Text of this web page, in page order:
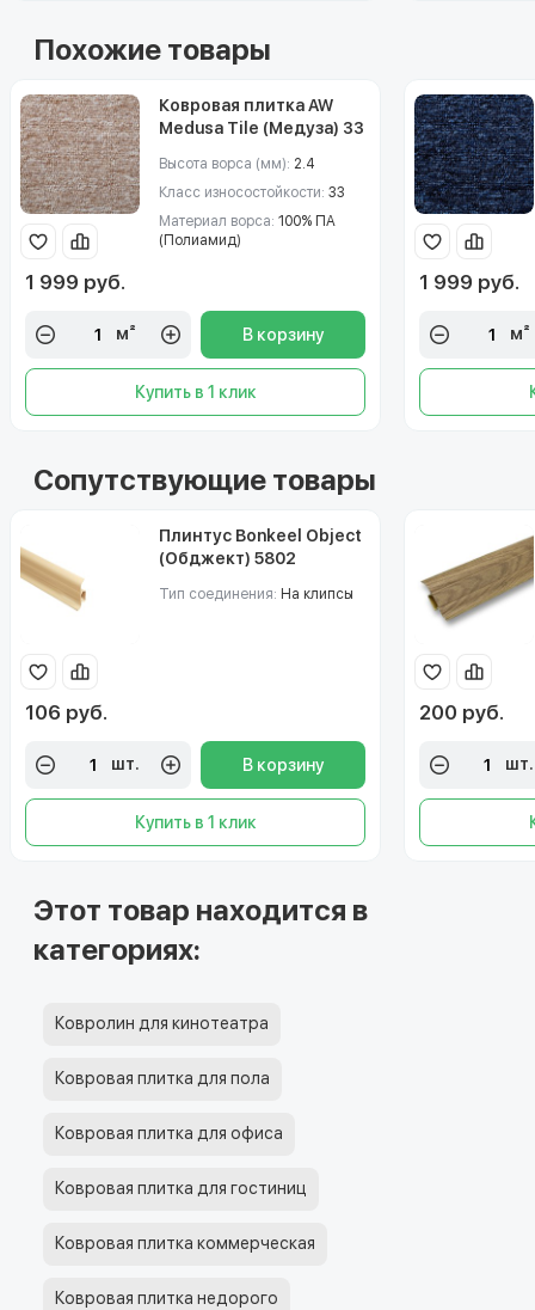
Похожие товары
Ковровая плитка AW
Medusa Tile (Медуза) 33
Высота ворса (мм): 2.4
Класс износостойкости: 33
Материал ворса: 100% ПА
(Полиамид)
1 999 руб.
м² В корзину
Купить в 1 клик
1 999 руб.
м²
Сопутствующие товары
Плинтус Bonkeel Object
(Обджект) 5802
Тип соединения: На клипсы
106 руб.
шт. В корзину
Купить в 1 клик
200 руб.
шт.
Этот товар находится в
категориях:
Ковролин для кинотеатра
Ковровая плитка для пола
Ковровая плитка для офиса
Ковровая плитка для гостиниц
Ковровая плитка коммерческая
Ковровая плитка недорого